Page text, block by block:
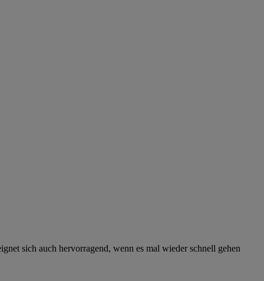
sich auch hervorragend, wenn es mal wieder schnell gehen